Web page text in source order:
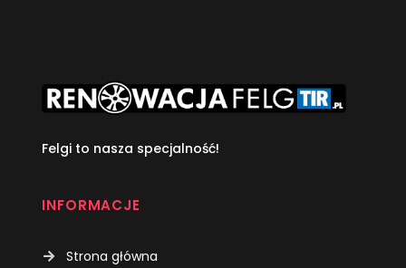
Felgi to nasza specjalność!
INFORMACJE
Strona główna